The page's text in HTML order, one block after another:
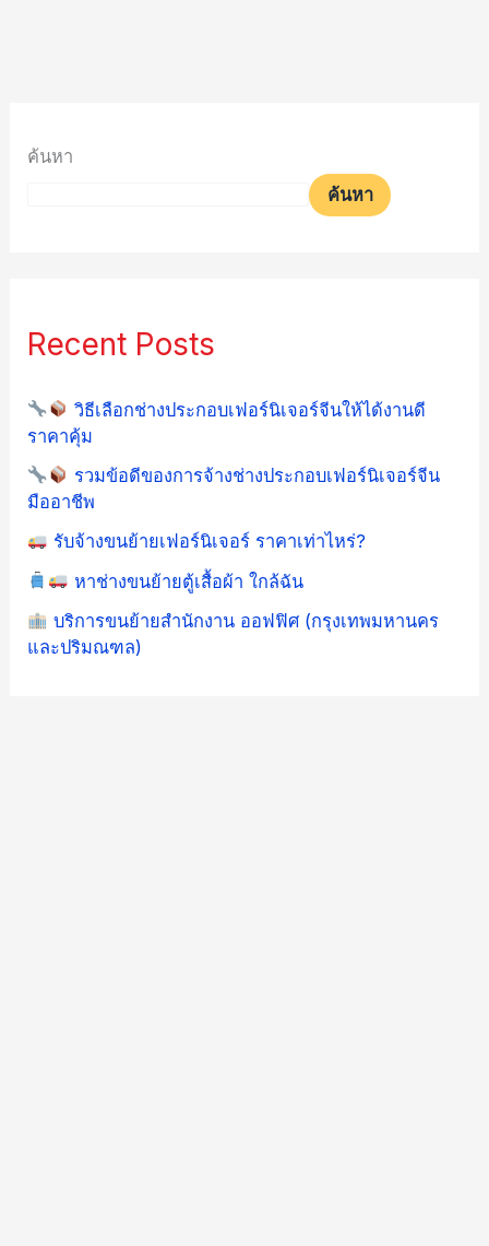
ค้นหา
ค้นหา
Recent Posts
วิธีเลือกช่างประกอบเฟอร์นิเจอร์จีนให้ได้งานดี
ราคาคุ้ม
รวมข้อดีของการจ้างช่างประกอบเฟอร์นิเจอร์จีน
มืออาชีพ
รับจ้างขนย้ายเฟอร์นิเจอร์ ราคาเท่าไหร่?
หาช่างขนย้ายตู้เสื้อผ้า ใกล้ฉัน
บริการขนย้ายสำนักงาน ออฟฟิศ (กรุงเทพมหานคร
และปริมณฑล)